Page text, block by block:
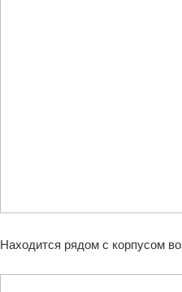
Находится рядом с корпусом